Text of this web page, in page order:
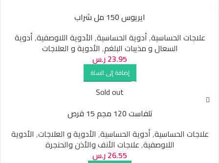
ايريوس 150 مل شراب
علاجات الحساسية,أدوية الحساسية, الأدوية اللاوصفية,أدوية
السعال و مذيبات البلغم, الأدوية و العلاجات
23.95ر.س
إضافة إلى السلة
Sold out
تلفاست 120 مجم 15 قرص
علاجات الحساسية,أدوية الحساسية, الأدوية و العلاجات, الأدوية
اللاوصفية,علاجات الأنف والأذن والحنجرة
26.55ر.س